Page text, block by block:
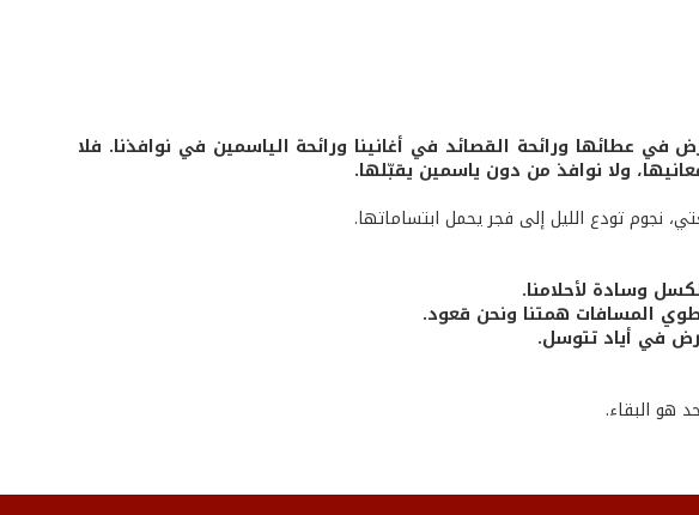
في عطائها ورائحة القصائد في أغانينا ورائحة الياسمين في نوافذنا. فلا
ولا نوافذ من دون ياسمين يقبّلها.
تودع الليل إلى فجر يحمل ابتساماتها.
وسادة لأحلامنا.
المسافات همتنا ونحن قعود.
في أياد تتوسل.
هو البقاء.